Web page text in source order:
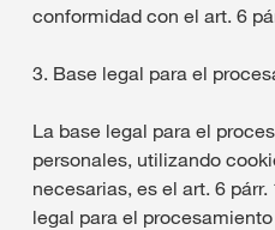
conformidad con el art. 6
3. Base legal para el
La base legal para el
personales, utilizando
necesarias, es el art. 6 párr.
legal para el